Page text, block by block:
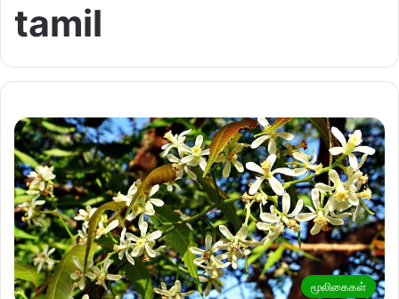
tamil
மூலிகைகள்